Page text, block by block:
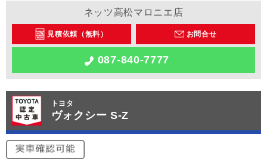
ネッツ高松マロニエ店
見積依頼（無料） お問合せ
087-840-7777
トヨタ
ヴォクシー S-Z